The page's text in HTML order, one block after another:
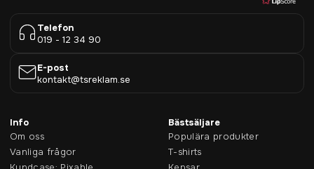
Telefon
019 - 12 34 90
E-post
kontakt@tsreklam.se
Info
Om oss
Vanliga frågor
Bästsäljare
Populära produkter
T-shirts